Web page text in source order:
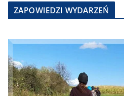
ZAPOWIEDZI WYDARZEŃ